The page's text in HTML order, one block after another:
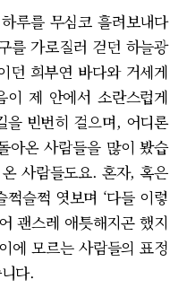
루를 무심코 흘려보내다
를 가로질러 걷던 하늘광
던 희부연 바다와 거세게
이 제 안에서 소란스럽게
을 빈번히 걸으며, 어디론
아온 사람들을 많이 봤습
사람들도요. 혼자, 혹은
슬쩍 엿보며 ‘다들 이렇
괜스레 애틋해지곤 했지
에 모르는 사람들의 표정
다.